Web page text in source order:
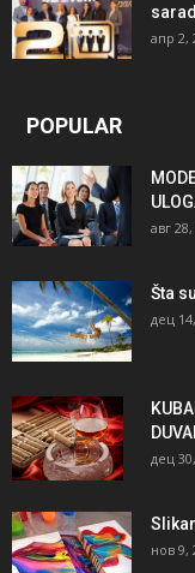
апр 2,
POPULAR
авг
Šta
дец
дец
нов 9,